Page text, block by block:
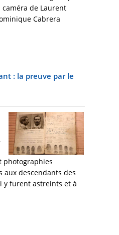
de Laurent
Cabrera
: la preuve par le
photographies
descendants des
y furent astreints et à